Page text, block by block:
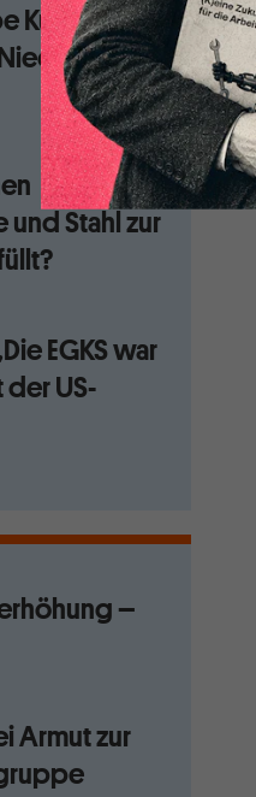
Kurt
und Stahl zur
EGKS war
US-
–
Armut zur